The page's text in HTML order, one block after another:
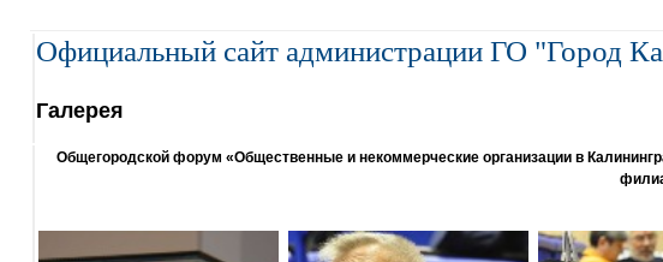
Официальный сайт администрации ГО "Город
Галерея
Общегородской форум «Общественные и некоммерческие организации в